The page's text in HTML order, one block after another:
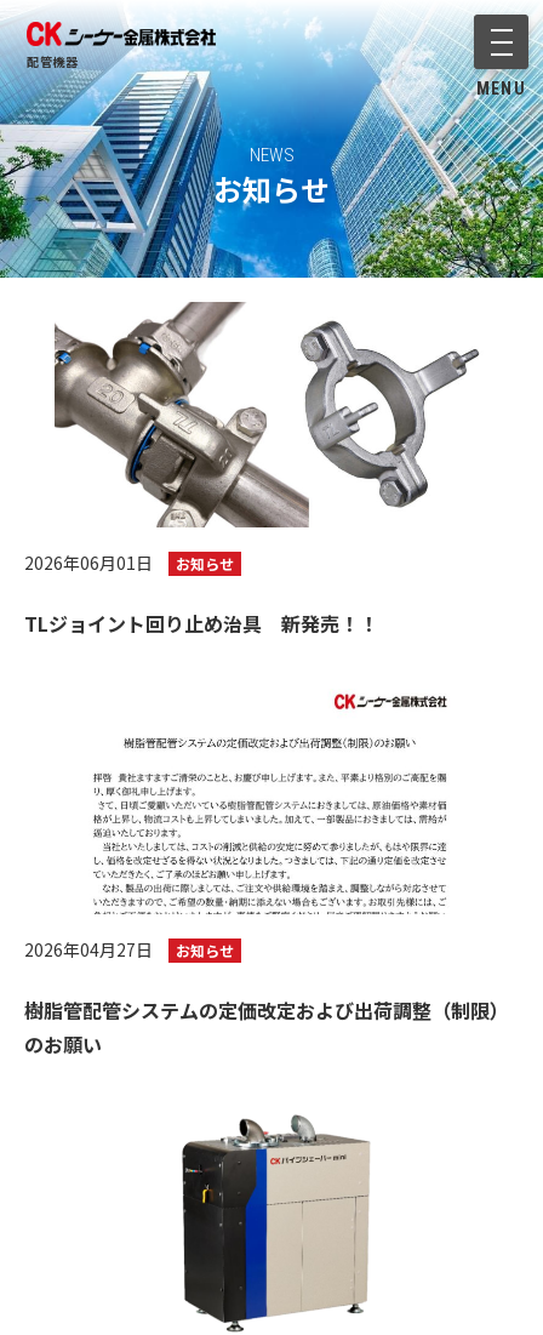
配管機器 メニ
MENU
NEWS
お知らせ
2026年06月01日 お知らせ
TLジョイント回り止め治具 新発売！！
2026年04月27日 お知らせ
樹脂管配管システムの定価改定および出荷調整（制限）
のお願い